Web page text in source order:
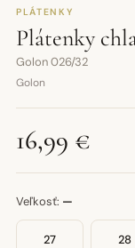
PLÁTENKY
Plátenky
Golon 026/32
Golon
16,99 €
Veľkosť: —
27 28